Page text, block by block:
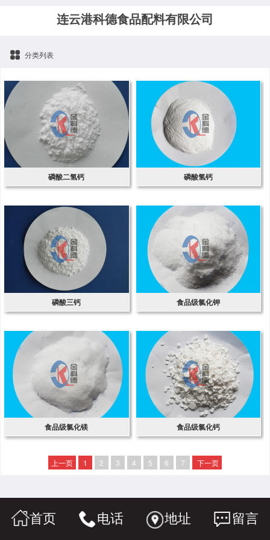
连云港科德食品配料有限公司
分类列表
磷酸二氢钙 磷酸氢钙
磷酸三钙 食品级氯化钾
食品级氯化镁 食品级氯化钙
上一页 1 2 3 4 5 6 7 下一页
首页 电话 地址 留言